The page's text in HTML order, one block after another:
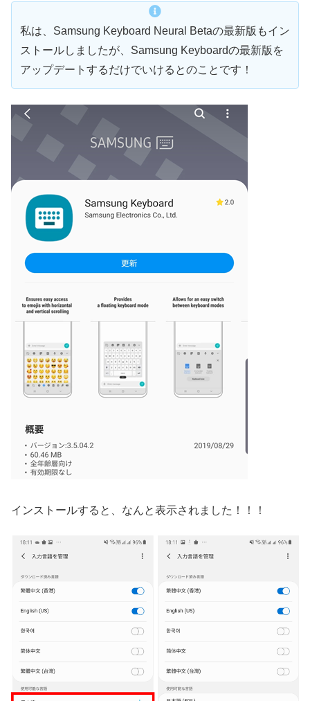
私は、Samsung Keyboard Neural Betaの最新版もイン
ストールしましたが、Samsung Keyboardの最新版を
アップデートするだけでいけるとのことです！
インストールすると、なんと表示されました！！！